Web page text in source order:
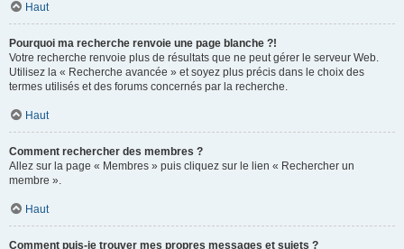
Haut
Pourquoi ma recherche renvoie une page blanche ?!
Votre recherche renvoie plus de résultats que ne peut gérer le serveur Web.
Utilisez la « Recherche avancée » et soyez plus précis dans le choix des
termes utilisés et des forums concernés par la recherche.
Haut
Comment rechercher des membres ?
Allez sur la page « Membres » puis cliquez sur le lien « Rechercher un
membre ».
Haut
Comment puis-je trouver mes propres messages et sujets ?